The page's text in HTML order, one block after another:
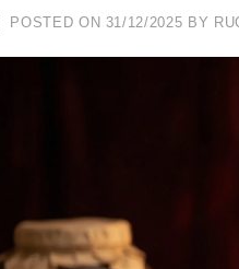
POSTED ON 31/12/2025 BY